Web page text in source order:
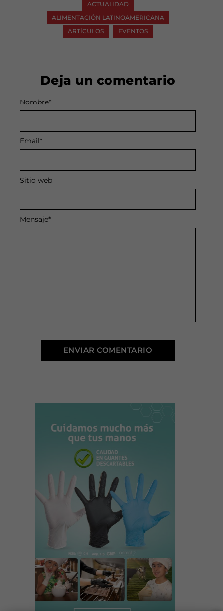
ACTUALIDAD
ALIMENTACIÓN LATINOAMERICANA
ARTÍCULOS
EVENTOS
Deja un comentario
Mensaje*
Nombre*
Email*
Sitio web
Alternative: